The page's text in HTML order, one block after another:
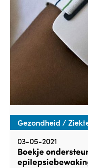
Gezondheid /
03-05-2021
Boekje